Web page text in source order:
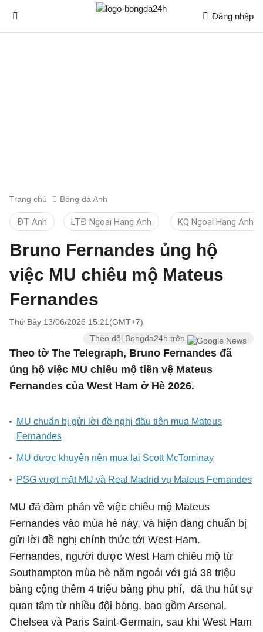
Đăng nhập
Trang chủ Bóng đá Anh
ĐT Anh LTĐ Ngoại Hạng Anh KQ Ngoại Hạng Anh
Bruno Fernandes ủng hộ
việc MU chiêu mộ Mateus
Fernandes
Thứ Bảy 13/06/2026 15:21(GMT+7)
Theo dõi Bongda24h trên
Theo tờ The Telegraph, Bruno Fernandes đã
ủng hộ việc MU chiêu mộ tiền vệ Mateus
Fernandes của West Ham ở Hè 2026.
MU chuẩn bị gửi lời đề nghị đầu tiên mua Mateus
Fernandes
MU được khuyên nên mua lại Scott McTominay
PSG vượt mặt MU và Real Madrid vụ Mateus Fernandes
MU đã đàm phán về việc chiêu mộ Mateus
Fernandes vào mùa hè này, và hiện đang chuẩn bị
gửi lời đề nghị chính thức tới West Ham.
Fernandes, người được West Ham chiêu mộ từ
Southampton mùa hè năm ngoái với giá 38 triệu
bảng cộng thêm 4 triệu bảng phụ phí, đã thu hút sự
quan tâm từ nhiều đội bóng, bao gồm Arsenal,
Chelsea và Paris Saint-Germain, sau khi West Ham